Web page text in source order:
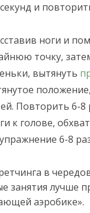
и
ноги и
точку,
вытянуть
Повторить 6-8
к голове,
6-8
в
занятия лучше
аэробике».